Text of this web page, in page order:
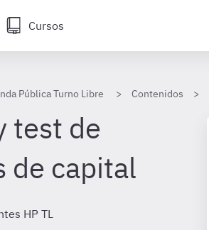
Cursos
Pública Turno Libre Contenidos
test de
de capital
HP TL